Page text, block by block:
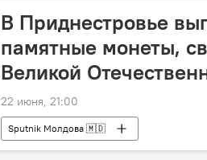
В Приднестровье
памятные монеты,
Великой
22 июня, 21:00
Sputnik Молдова 🇲🇩